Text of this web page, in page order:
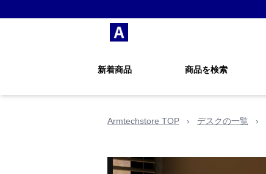
新着商品 商品を検索
Armtechstore TOP › デスクの一覧 ›